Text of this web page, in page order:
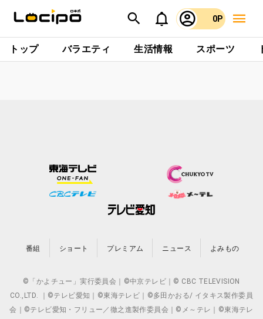
0P
トップ バラエティ 生活情報 スポーツ
番組 ショート プレミアム ニュース よみもの
©「かよチュー」実行委員会｜©中京テレビ｜© CBC TELEVISION
CO.,LTD. ｜©テレビ愛知｜©東海テレビ｜©多田かおる/ イタキス製作委員
会｜©テレビ愛知・フリュー／徹之進製作委員会｜©メ～テレ｜©東海テレ